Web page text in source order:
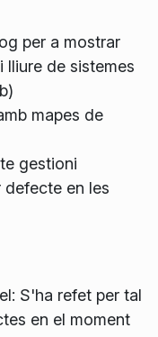
per a mostrar
de sistemes
mapes de
gestioni
defecte en les
S'ha refet per tal
en el moment